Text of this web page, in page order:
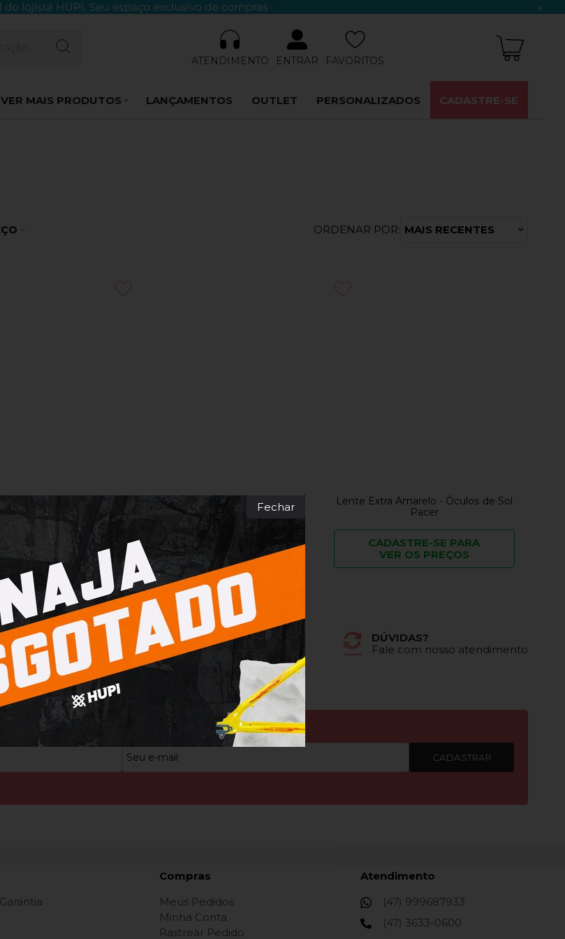
x
ATENDIMENTO ENTRAR FAVORITOS
VER MAIS PRODUTOS LANÇAMENTOS OUTLET PERSONALIZADOS CADASTRE-SE
ORDENAR POR: MAIS RECENTES
PARA
Lente Extra Espelhado - Óculos de
Sol Pacer
CADASTRE-SE PARA
VER OS PREÇOS
Lente Extra Amarelo - Óculos de Sol
Pacer
CADASTRE-SE PARA
VER OS PREÇOS
PEDIDO MÍNIMO R$8.000,00
Confira condições com os vendedores
DÚVIDAS?
Fale com nosso atendimento
CADASTRAR
Compras
Meus Pedidos
Minha Conta
Rastrear Pedido
Atendimento
(47) 999687933
(47) 3633-0600
Fechar